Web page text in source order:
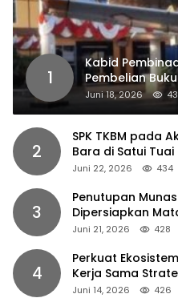
1
Kabid
Pembelian
Dipaksakan
Juni 18, 2026
2
SPK TKBM pada
Bara di Satui
Juni 22, 2026 434
3
Penutupan
Dipersiapkan
Juni 21, 2026 428
4
Perkuat
Kerja Sama
Juni 14, 2026 426